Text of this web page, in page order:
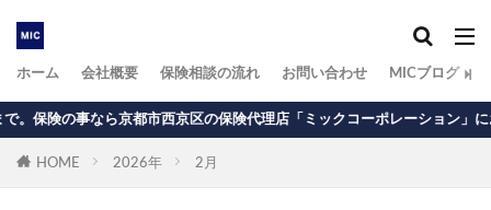
ホーム 会社概要 保険相談の流れ お問い合わせ MICブログ
ら京都市西京区の保険代理店「ミックコーポレーション」にお任せ下さい
HOME 2026年 2月